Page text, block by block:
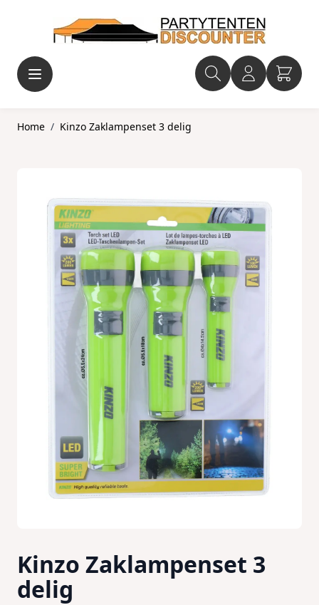
Home / Kinzo Zaklampenset 3 delig
Kinzo Zaklampenset 3
delig